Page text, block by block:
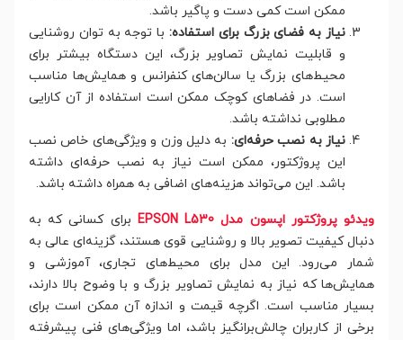
ممکن است کمی دست و پاگیر باشد.
نیاز به فضای بزرگ برای استفاده: با توجه به توان روشنایی
و قابلیت نمایش تصاویر بزرگ، این دستگاه بیشتر برای
محیط‌های بزرگ یا سالن‌های کنفرانس و همایش‌ها مناسب
است. در فضاهای کوچک ممکن است استفاده از آن کارایی
مطلوبی نداشته باشد.
نیاز به نصب حرفه‌ای: به دلیل وزن و ویژگی‌های خاص نصب
این پروژکتور، ممکن است نیاز به نصب حرفه‌ای داشته
باشد. این می‌تواند هزینه‌های اضافی به همراه داشته باشد.
ویدئو پروژکتور اپسون مدل EPSON L530
برای کسانی که به
دنبال کیفیت تصویر بالا و روشنایی قوی هستند، گزینه‌ای عالی به
شمار می‌رود. این مدل برای محیط‌های تجاری، آموزشی و
همایش‌ها که نیاز به نمایش تصاویر بزرگ و با وضوح بالا دارند،
بسیار مناسب است. اگرچه قیمت و اندازه آن ممکن است برای
برخی از کاربران چالش‌برانگیز باشد، اما ویژگی‌های فنی پیشرفته